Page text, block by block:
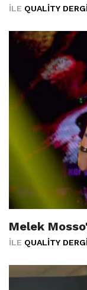
İLE QUALITY
Melek
İLE QUALITY